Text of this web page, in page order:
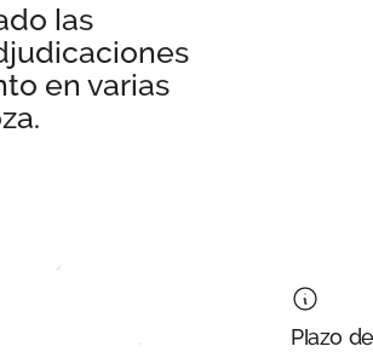
las
en varias
Plazo de